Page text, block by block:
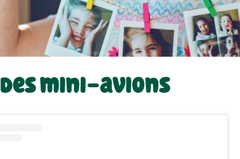
Des mini-avions